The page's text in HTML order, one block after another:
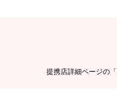
提携店詳細ページの「